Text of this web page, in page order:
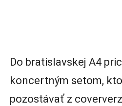
Do bratislavskej A4
koncertným setom,
pozostávať z